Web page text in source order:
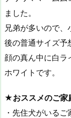
ました。
兄弟が多いので
後の普通サイズ予
顔の真ん中に白ラ
ホワイトです。
★おススメのご家
・先住犬がいるご